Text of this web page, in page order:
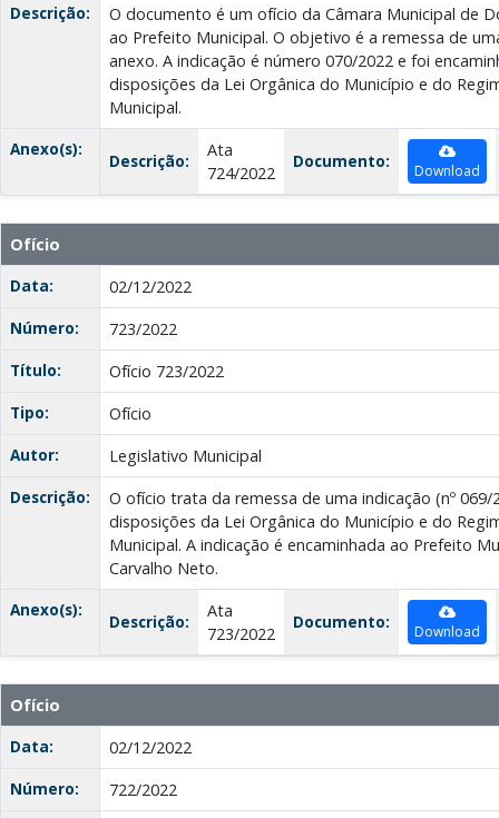
Descrição:
O documento é um ofício da Câmara Municipal de
ao Prefeito Municipal. O objetivo é a remessa de
anexo. A indicação é número 070/2022 e foi
disposições da Lei Orgânica do Município e do
Municipal.
Anexo(s):
Descrição:
Ata
724/2022
Documento: Download
Ofício
Data:
02/12/2022
Número:
723/2022
Título:
Ofício 723/2022
Tipo:
Ofício
Autor:
Legislativo Municipal
Descrição:
O ofício trata da remessa de uma indicação (nº
disposições da Lei Orgânica do Município e do
Municipal. A indicação é encaminhada ao Prefeito
Carvalho Neto.
Anexo(s):
Descrição:
Ata
723/2022
Documento: Download
Ofício
Data:
02/12/2022
Número:
722/2022